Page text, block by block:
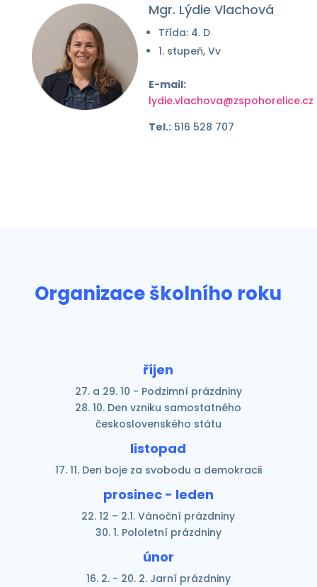
Mgr. Lýdie Vlachová
Třída: 4. D
1. stupeň, Vv
E-mail:
lydie.vlachova@zspohorelice.cz
Tel.: 516 528 707
Organizace školního roku
říjen
27. a 29. 10 - Podzimní prázdniny
28. 10. Den vzniku samostatného
československého státu
listopad
17. 11. Den boje za svobodu a demokracii
prosinec - leden
22. 12 – 2.1. Vánoční prázdniny
30. 1. Pololetní prázdniny
únor
16. 2. - 20. 2. Jarní prázdniny